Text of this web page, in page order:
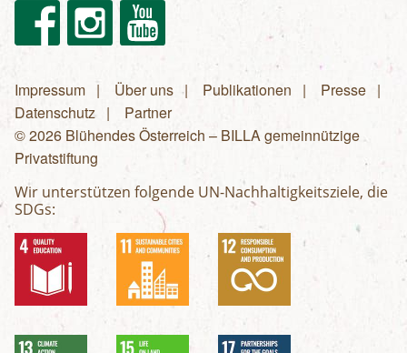
FacebookInstagram Youtube
Fußzeilenmenü
Impressum Über uns Publikationen
Presse
Datenschutz
Partner
© 2026 Blühendes Österreich – BILLA gemeinnützige
Privatstiftung
Wir unterstützen folgende UN-Nachhaltigkeitsziele, die
SDGs: